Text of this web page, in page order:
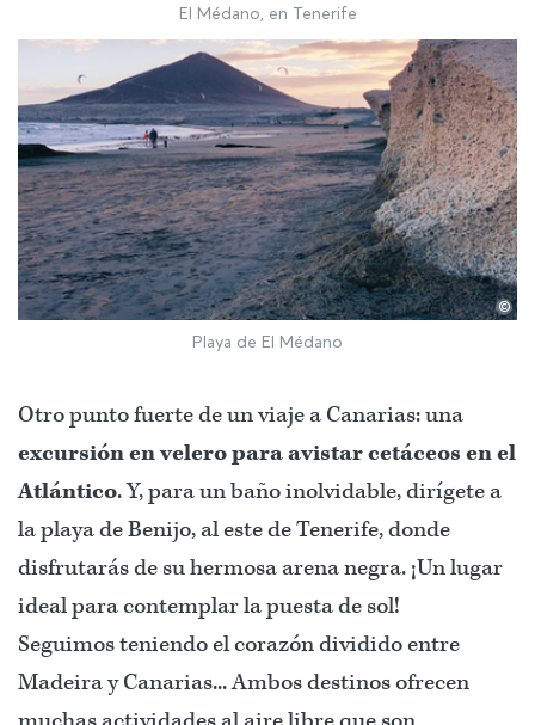
El Médano, en Tenerife
©
Playa de El Médano
Otro punto fuerte de un viaje a Canarias: una
excursión en velero para avistar cetáceos en el
Atlántico. Y, para un baño inolvidable, dirígete a
la playa de Benijo, al este de Tenerife, donde
disfrutarás de su hermosa arena negra. ¡Un lugar
ideal para contemplar la puesta de sol!
Seguimos teniendo el corazón dividido entre
Madeira y Canarias... Ambos destinos ofrecen